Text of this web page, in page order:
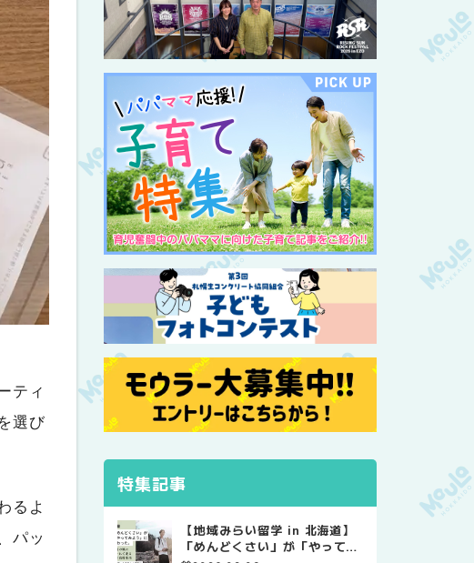
ティ
選び
るよ
パッ
特集記事
【地域みらい留学 in 北海道】
「めんどくさい」が「やってみ